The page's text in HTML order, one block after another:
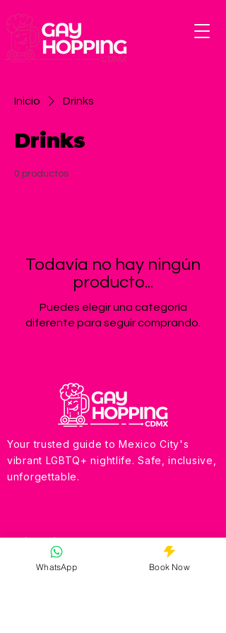
Inicio Drinks
Drinks
0 productos
Todavía no hay ningún
producto...
Puedes elegir una categoría
diferente para seguir comprando.
Your trusted guide to Mexico City's
vibrant LGBTQ+ nightlife. Safe, inclusive,
unforgettable.
Quick Links
Why Choose Us?
WhatsApp Book Now